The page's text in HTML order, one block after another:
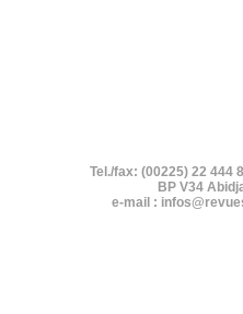
Tel./fax: (00225) 22 444
BP V34
e-mail :